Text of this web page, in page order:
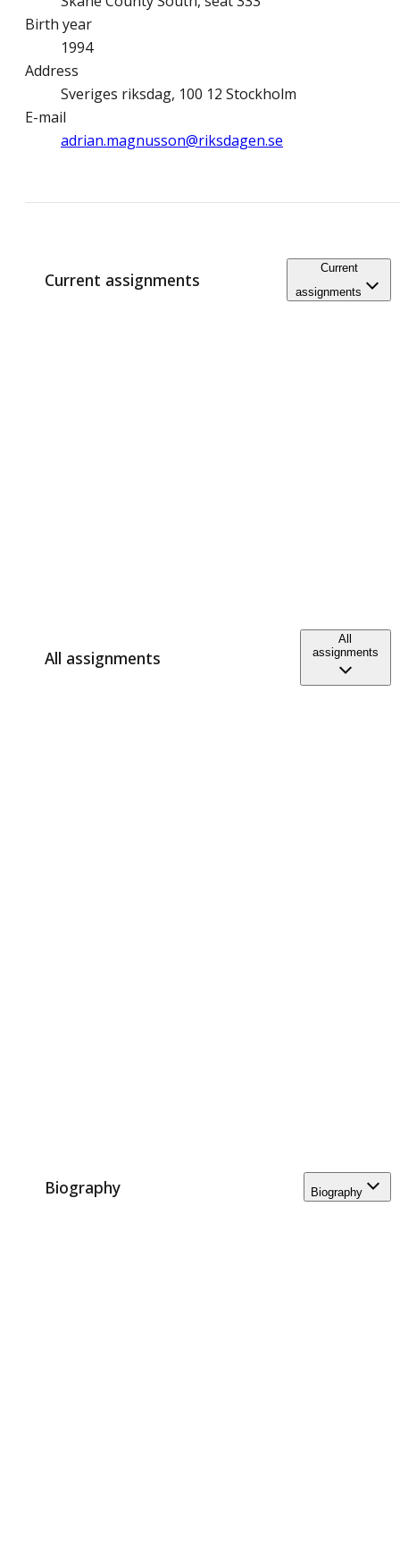
Birth year
1994
Address
Sveriges riksdag, 100 12 Stockholm
E-mail
adrian.magnusson@­riksdagen.se
Current assignments
Current
assignments
All assignments
All
assignments
Biography Biography